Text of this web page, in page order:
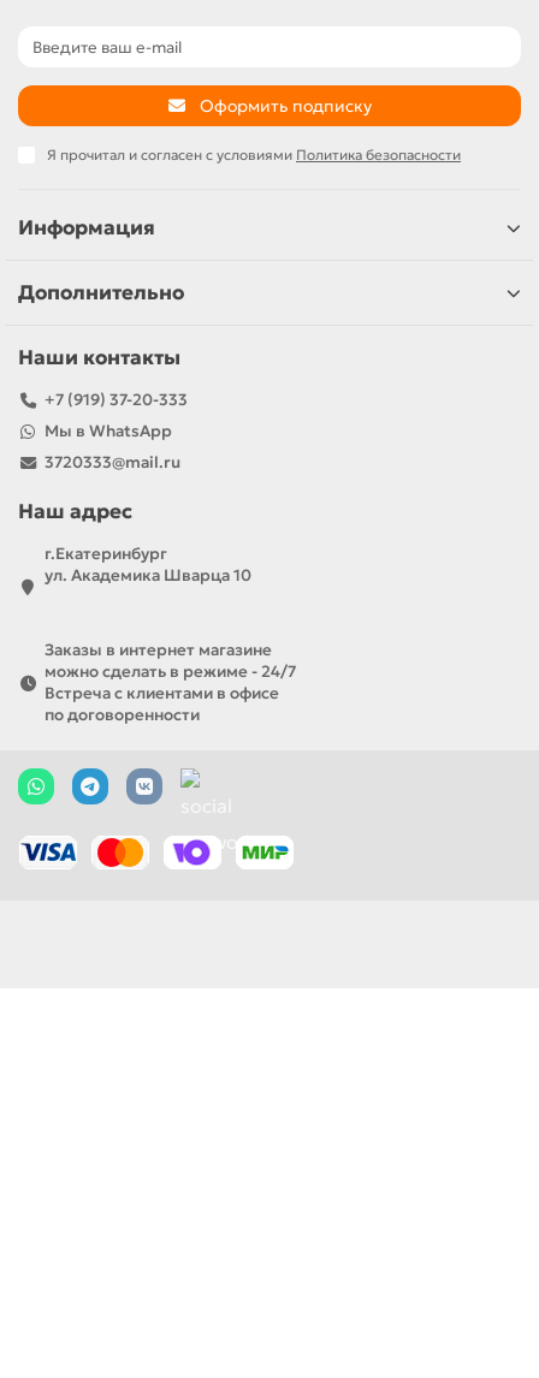
Оформить подписку
Я прочитал и согласен с условиями Политика безопасности
Информация
Дополнительно
Наши контакты
+7 (919) 37-20-333
Мы в WhatsApp
3720333@mail.ru
Наш адрес
г.Екатеринбург
ул. Академика Шварца 10
Заказы в интернет магазине
можно сделать в режиме - 24/7
Встреча с клиентами в офисе
по договоренности